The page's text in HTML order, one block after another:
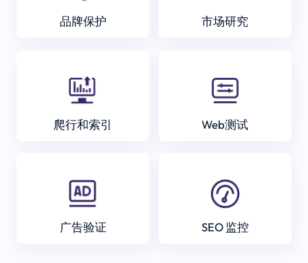
品牌保护 市场研究
爬行和索引 Web测试
广告验证 SEO 监控